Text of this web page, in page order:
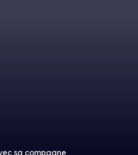
sa compagne